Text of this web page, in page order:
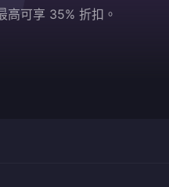
可享 35% 折扣。